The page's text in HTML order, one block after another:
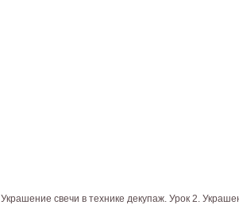
Украшение свечи в технике декупаж. Урок 2.